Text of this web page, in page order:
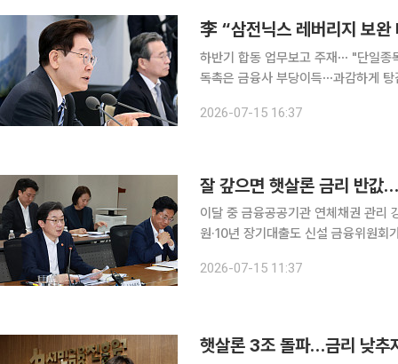
하반기 합동 업무보고 주재⋯ "단일종
독촉은 금융사 부당이득⋯과감하게
SK하이닉스 단일종목 레버리지 상장
2026-07-15 16:37
잘 갚으면 햇살론 금리 반
이달 중 금융공공기관 연체채권 관
원·10년 장기대출도 신설 금융위원회가 성실상환자의 이자 부담을 낮추고 장기연체채권 정리를 확
례보증까지 넓히고 민간에 이어 금융
2026-07-15 11:37
햇살론 3조 돌파…금리 낮